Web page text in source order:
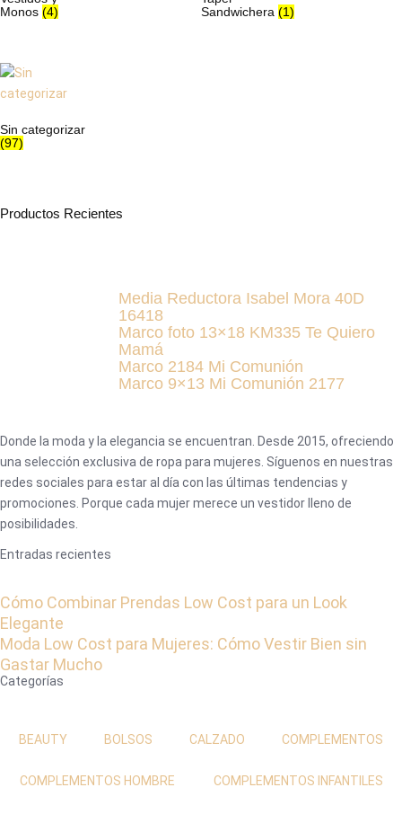
Monos (4)
Sandwichera (1)
Sin categorizar
(97)
Productos Recientes
Media Reductora Isabel Mora 40D
16418
Marco foto 13×18 KM335 Te Quiero
Mamá
Marco 2184 Mi Comunión
Marco 9×13 Mi Comunión 2177
Donde la moda y la elegancia se encuentran. Desde 2015, ofreciendo
una selección exclusiva de ropa para mujeres. Síguenos en nuestras
redes sociales para estar al día con las últimas tendencias y
promociones. Porque cada mujer merece un vestidor lleno de
posibilidades.
Entradas recientes
Cómo Combinar Prendas Low Cost para un Look
Elegante
Moda Low Cost para Mujeres: Cómo Vestir Bien sin
Gastar Mucho
Categorías
BEAUTY BOLSOS CALZADO COMPLEMENTOS
COMPLEMENTOS HOMBRE COMPLEMENTOS INFANTILES